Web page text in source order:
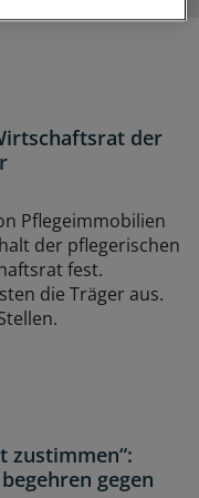
der
Pflegeimmobilien
der pflegerischen
fest.
die Träger aus.
zustimmen“:
gegen